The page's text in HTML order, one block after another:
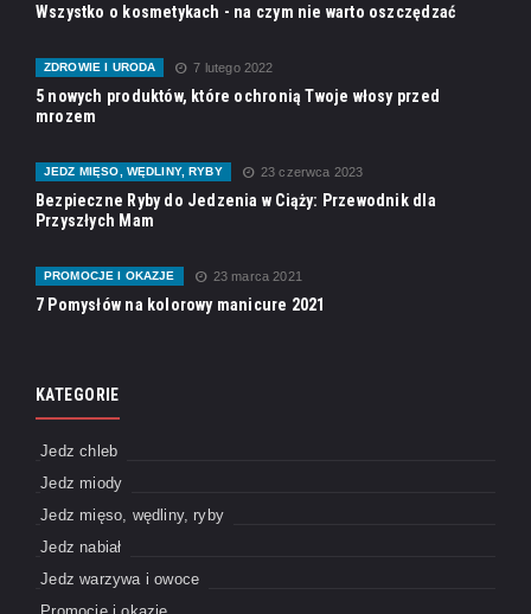
Wszystko o kosmetykach - na czym nie warto oszczędzać
ZDROWIE I URODA 7 lutego 2022
5 nowych produktów, które ochronią Twoje włosy przed
mrozem
JEDZ MIĘSO, WĘDLINY, RYBY 23 czerwca 2023
Bezpieczne Ryby do Jedzenia w Ciąży: Przewodnik dla
Przyszłych Mam
PROMOCJE I OKAZJE 23 marca 2021
7 Pomysłów na kolorowy manicure 2021
KATEGORIE
Jedz chleb
Jedz miody
Jedz mięso, wędliny, ryby
Jedz nabiał
Jedz warzywa i owoce